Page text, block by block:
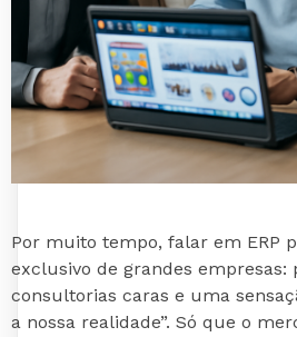
Por muito tempo, falar em ERP
exclusivo de grandes empresas:
consultorias caras e uma
a nossa realidade”. Só que o